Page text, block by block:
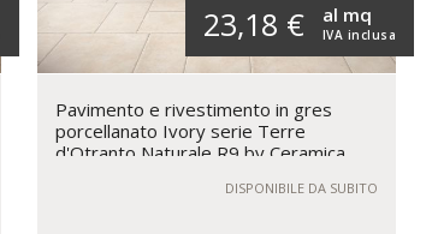
23,18 € IVA inclusa
al mq
Pavimento e rivestimento in gres
porcellanato Ivory serie Terre
d'Otranto Naturale R9 by Ceramica
DISPONIBILE DA SUBITO